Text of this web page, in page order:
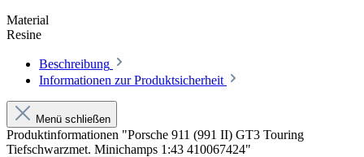
Material
Resine
Beschreibung
Informationen zur Produktsicherheit
Menü schließen
Produktinformationen "Porsche 911 (991 II) GT3 Touring
Tiefschwarzmet. Minichamps 1:43 410067424"